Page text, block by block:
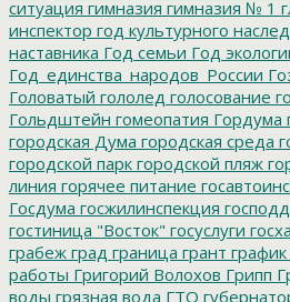
ситуация гимназия гимназия № 1
инспектор год культурного
наставника Год семьи Год
Год_единства_народов_России
Головатый гололед голосование
Гольдштейн гомеопатия Гордума
городская Дума городская среда
городской парк городской пляж
линия горячее питание
Госдума госжилинспекция
гостиница "Восток" госуслуги
грабеж град граница грант
работы Григорий Волохов Грипп
воды грязная вода ГТО